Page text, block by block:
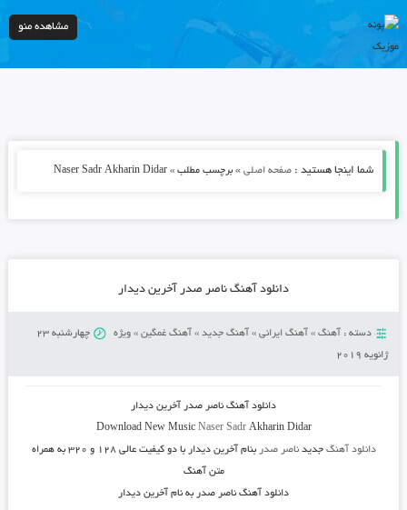
مشاهده منو
شما اینجا هستید : صفحه اصلی» برچسب مطلب » Naser Sadr Akharin Didar
دانلود آهنگ ناصر صدر آخرین دیدار
دسته : آهنگ» آهنگ ایرانی» آهنگ جدید» آهنگ غمگین» ویژه
چهارشنبه 23
ژانویه 2019
دانلود آهنگ ناصر صدر آخرین دیدار
Download New Music Naser SadrAkharin Didar
دانلود آهنگ جدیدناصر صدر بنام آخرین دیدار
با دو کیفیت عالی ۱۲۸ و ۳۲۰ به همراه
متن آهنگ
دانلود آهنگ ناصر صدر به نام آخرین دیدار